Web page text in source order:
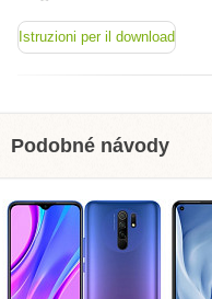
Istruzioni per il download
Podobné návody